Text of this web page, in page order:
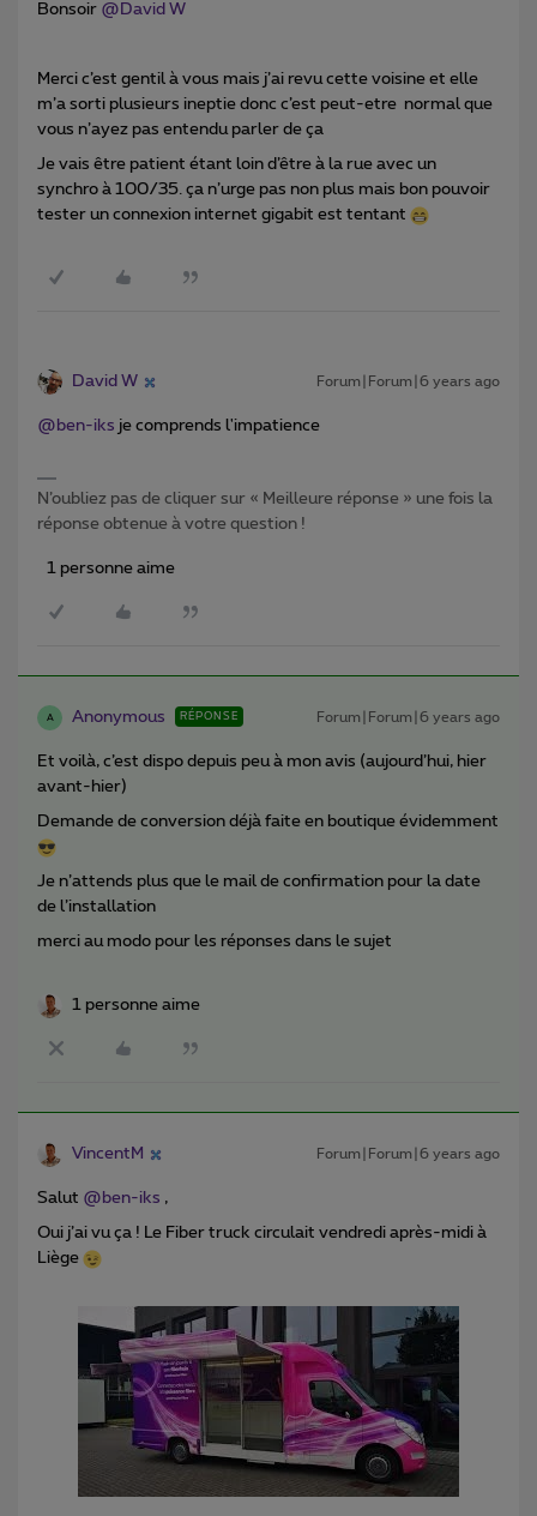
Bonsoir @David W
Merci c’est gentil à vous mais j’ai revu cette voisine et elle
m’a sorti plusieurs ineptie donc c’est peut-etre normal que
vous n’ayez pas entendu parler de ça
Je vais être patient étant loin d’être à la rue avec un
synchro à 100/35. ça n’urge pas non plus mais bon pouvoir
tester un connexion internet gigabit est tentant
David W Forum|Forum|6 years ago
@ben-iks je comprends l'impatience
N’oubliez pas de cliquer sur « Meilleure réponse » une fois la
réponse obtenue à votre question !
1 personne aime
A Anonymous RÉPONSE Forum|Forum|6 years ago
Et voilà, c’est dispo depuis peu à mon avis (aujourd’hui, hier
avant-hier)
Demande de conversion déjà faite en boutique évidemment
Je n’attends plus que le mail de confirmation pour la date
de l’installation
merci au modo pour les réponses dans le sujet
1 personne aime
VincentM Forum|Forum|6 years ago
Salut @ben-iks ,
Oui j’ai vu ça ! Le Fiber truck circulait vendredi après-midi à
Liège